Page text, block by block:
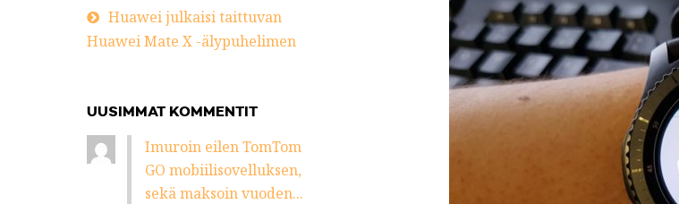
Huawei julkaisi taittuvan
Huawei Mate X -älypuhelimen
UUSIMMAT KOMMENTIT
Imuroin eilen TomTom
GO mobiilisovelluksen,
sekä maksoin vuoden...